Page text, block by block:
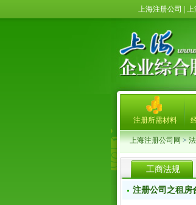
上海注册公司 |
注册所需材料
上海注册公司网>
工商法规
注册公司之租房